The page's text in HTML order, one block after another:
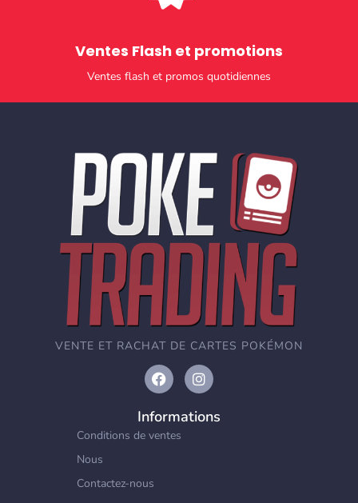
Ventes Flash et promotions​
Ventes flash et promos quotidiennes
VENTE ET RACHAT DE CARTES POKÉMON
Informations
Conditions de ventes
Nous
Contactez-nous